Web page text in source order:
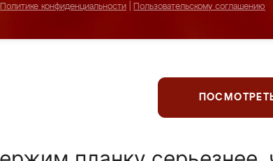
Политике конфиденциальности
Пользовательскому соглашению